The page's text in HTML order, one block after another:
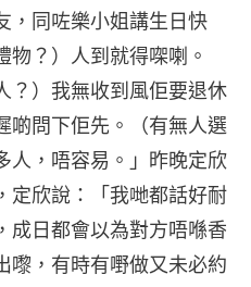
，同咗樂小姐講生日快
物？）人到就得㗎喇。
？）我無收到風佢要退休
啲問下佢先。（有無人選
人，唔容易。」昨晚定欣
定欣說：「我哋都話好耐
成日都會以為對方唔喺香
嚟，有時有嘢做又未必約